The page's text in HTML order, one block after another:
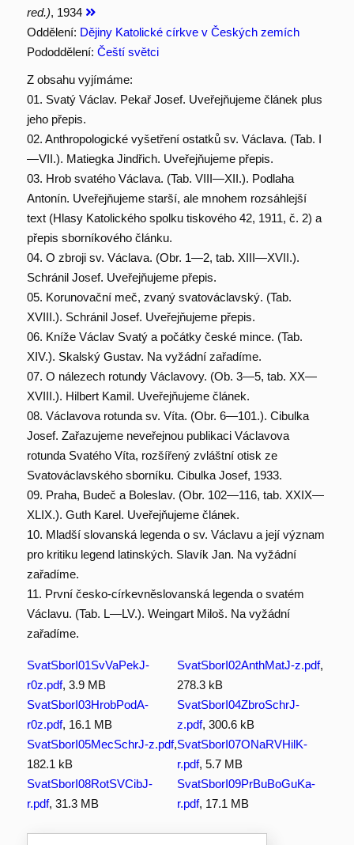
red.), 1934
Oddělení: Dějiny Katolické církve v Českých zemích
Pododdělení: Čeští světci
Z obsahu vyjímáme:
01. Svatý Václav. Pekař Josef. Uveřejňujeme článek plus
jeho přepis.
02. Anthropologické vyšetření ostatků sv. Václava. (Tab. I
—VII.). Matiegka Jindřich. Uveřejňujeme přepis.
03. Hrob svatého Václava. (Tab. VIII—XII.). Podlaha
Antonín. Uveřejňujeme starší, ale mnohem rozsáhlejší
text (Hlasy Katolického spolku tiskového 42, 1911, č. 2) a
přepis sborníkového článku.
04. O zbroji sv. Václava. (Obr. 1—2, tab. XIII—XVII.).
Schránil Josef. Uveřejňujeme přepis.
05. Korunovační meč, zvaný svatováclavský. (Tab.
XVIII.). Schránil Josef. Uveřejňujeme přepis.
06. Kníže Václav Svatý a počátky české mince. (Tab.
XIV.). Skalský Gustav. Na vyžádní zařadíme.
07. O nálezech rotundy Václavovy. (Ob. 3—5, tab. XX—
XVIII.). Hilbert Kamil. Uveřejňujeme článek.
08. Václavova rotunda sv. Víta. (Obr. 6—101.). Cibulka
Josef. Zařazujeme neveřejnou publikaci Václavova
rotunda Svatého Víta, rozšířený zvláštní otisk ze
Svatováclavského sborníku. Cibulka Josef, 1933.
09. Praha, Budeč a Boleslav. (Obr. 102—116, tab. XXIX—
XLIX.). Guth Karel. Uveřejňujeme článek.
10. Mladší slovanská legenda o sv. Václavu a její význam
pro kritiku legend latinských. Slavík Jan. Na vyžádní
zařadíme.
11. První česko-církevněslovanská legenda o svatém
Václavu. (Tab. L—LV.). Weingart Miloš. Na vyžádní
zařadíme.
SvatSborI01SvVaPekJ-
r0z.pdf, 3.9 MB
SvatSborI02AnthMatJ-z.pdf,
278.3 kB
SvatSborI03HrobPodA-
r0z.pdf, 16.1 MB
SvatSborI04ZbroSchrJ-
z.pdf, 300.6 kB
SvatSborI05MecSchrJ-z.pdf,
182.1 kB
SvatSborI07ONaRVHilK-
r.pdf, 5.7 MB
SvatSborI08RotSVCibJ-
r.pdf, 31.3 MB
SvatSborI09PrBuBoGuKa-
r.pdf, 17.1 MB